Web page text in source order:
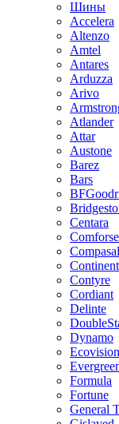
Шины
Accelera
Altenzo
Amtel
Antares
Arduzza
Arivo
Atlander
Attar
Austone
Barez
Bars
Centara
Compasal
Contyre
Cordiant
Delinte
Dynamo
Ecovision
Formula
Fortune
General